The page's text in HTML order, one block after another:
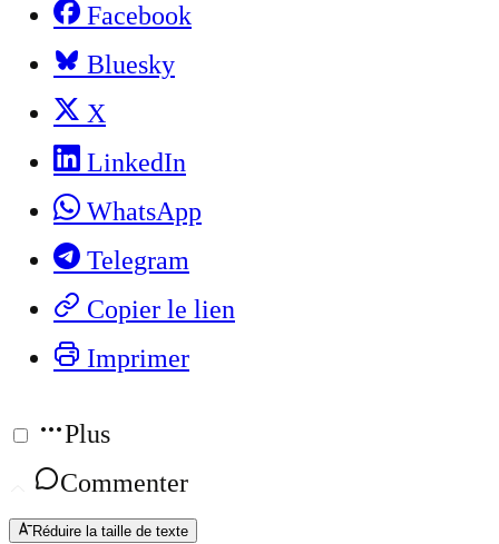
Facebook
Bluesky
X
LinkedIn
WhatsApp
Telegram
Copier le lien
Imprimer
Plus
Commenter
Réduire la taille de texte